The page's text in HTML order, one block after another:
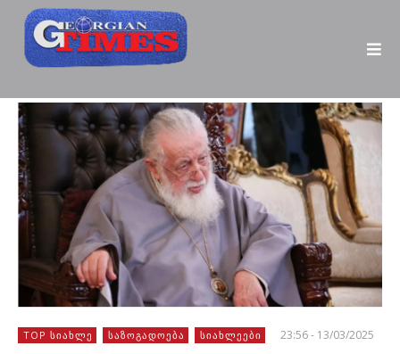
TOP ᲡᲘᲐᲮᲚᲔ ᲡᲐᲖᲝᲒᲐᲓᲝᲔᲑᲐ ᲡᲘᲐᲮᲚᲔᲔᲑᲘ 23:56 - 13/03/2025